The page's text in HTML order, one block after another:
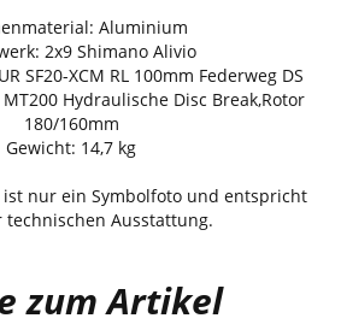
Aluminium
2x9 Shimano Alivio
SF20-XCM RL 100mm Federweg DS
Hydraulische Disc Break,Rotor
180/160mm
Gewicht: 14,7 kg
ist nur ein Symbolfoto und entspricht
technischen Ausstattung.
zum Artikel